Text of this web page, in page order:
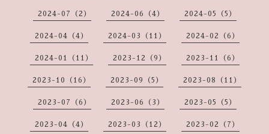
2024-07（2） 2024-06（4） 2024-05（5）
2024-04（4） 2024-03（11） 2024-02（6）
2024-01（11） 2023-12（9） 2023-11（6）
2023-10（16） 2023-09（5） 2023-08（11）
2023-07（6） 2023-06（3） 2023-05（5）
2023-04（4） 2023-03（12） 2023-02（7）